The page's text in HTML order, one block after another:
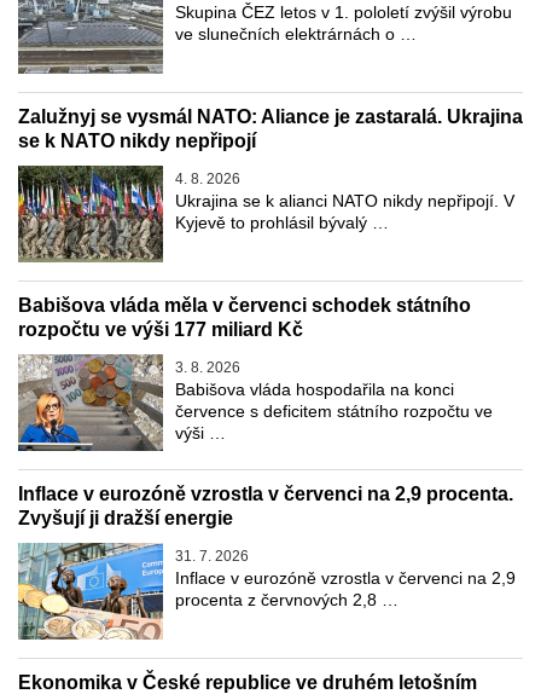
Skupina ČEZ letos v 1. pololetí zvýšil výrobu
ve slunečních elektrárnách o …
Zalužnyj se vysmál NATO: Aliance je zastaralá. Ukrajina
se k NATO nikdy nepřipojí
4. 8. 2026
Ukrajina se k alianci NATO nikdy nepřipojí. V
Kyjevě to prohlásil bývalý …
Babišova vláda měla v červenci schodek státního
rozpočtu ve výši 177 miliard Kč
3. 8. 2026
Babišova vláda hospodařila na konci
července s deficitem státního rozpočtu ve
výši …
Inflace v eurozóně vzrostla v červenci na 2,9 procenta.
Zvyšují ji dražší energie
31. 7. 2026
Inflace v eurozóně vzrostla v červenci na 2,9
procenta z červnových 2,8 …
Ekonomika v České republice ve druhém letošním